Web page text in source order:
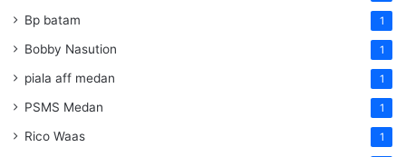
Bp batam 1
Bobby Nasution 1
piala aff medan 1
PSMS Medan 1
Rico Waas 1